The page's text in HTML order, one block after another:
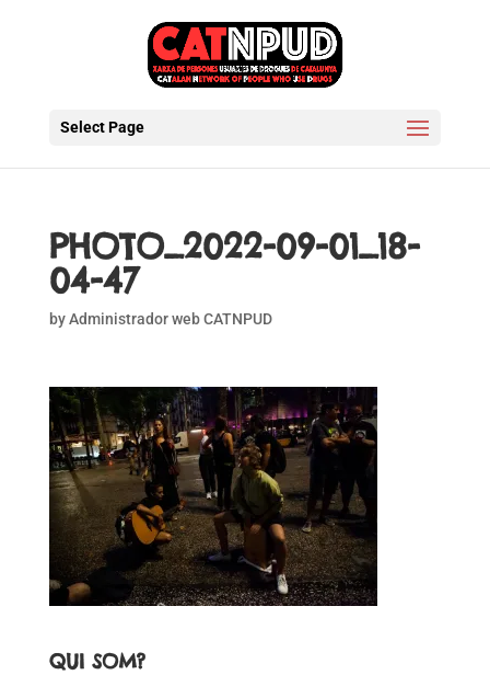
Select Page
PHOTO_2022-09-01_18-
04-47
byAdministrador web CATNPUD
QUI SOM?